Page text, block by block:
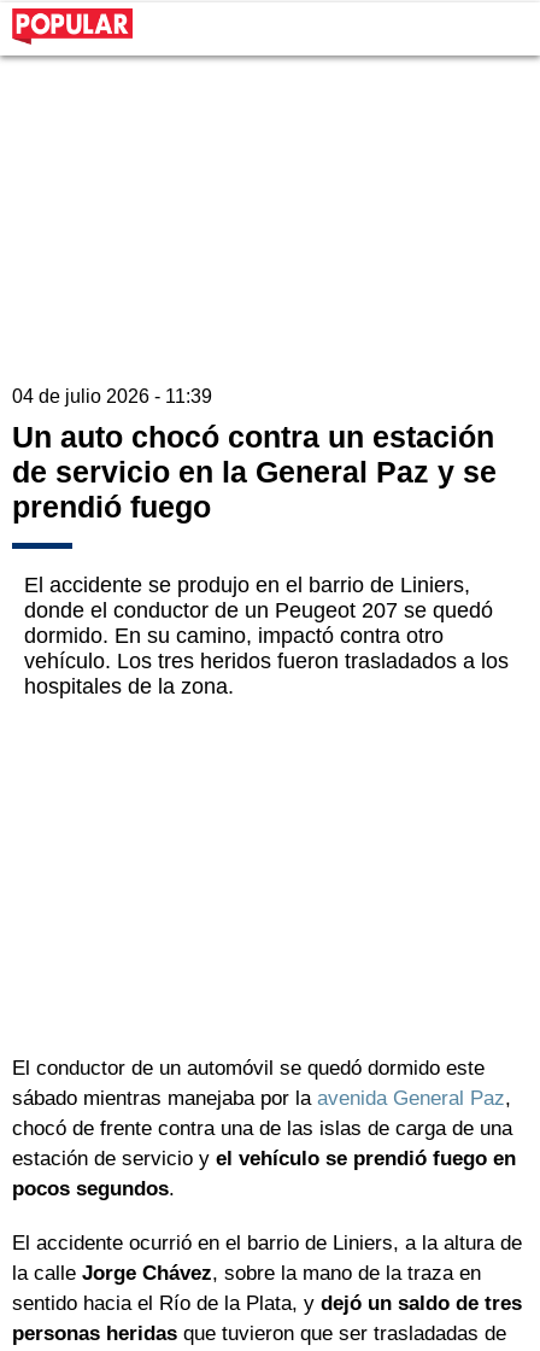
04 de julio 2026 - 11:39
Un auto chocó contra un estación
de servicio en la General Paz y se
prendió fuego
El accidente se produjo en el barrio de Liniers,
donde el conductor de un Peugeot 207 se quedó
dormido. En su camino, impactó contra otro
vehículo. Los tres heridos fueron trasladados a los
hospitales de la zona.
El conductor de un automóvil se quedó dormido este
sábado mientras manejaba por la avenida General Paz,
chocó de frente contra una de las islas de carga de una
estación de servicio y el vehículo se prendió fuego en
pocos segundos.
El accidente ocurrió en el barrio de Liniers, a la altura de
la calle Jorge Chávez, sobre la mano de la traza en
sentido hacia el Río de la Plata, y dejó un saldo de tres
personas heridas que tuvieron que ser trasladadas de